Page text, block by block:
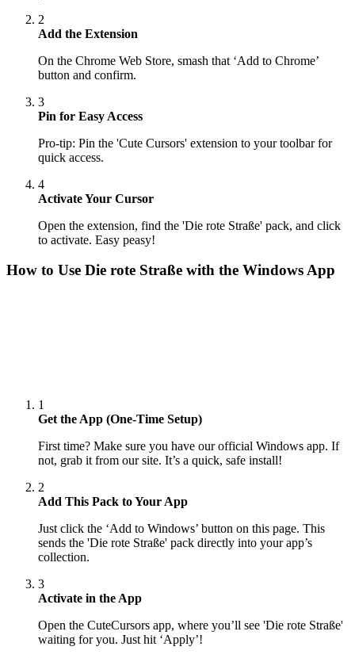
2
Add the Extension
On the Chrome Web Store, smash that ‘Add to Chrome’
button and confirm.
3
Pin for Easy Access
Pro-tip: Pin the 'Cute Cursors' extension to your toolbar for
quick access.
4
Activate Your Cursor
Open the extension, find the 'Die rote Straße' pack, and click
to activate. Easy peasy!
How to Use Die rote Straße with the Windows App
1
Get the App (One-Time Setup)
First time? Make sure you have our official Windows app. If
not, grab it from our site. It’s a quick, safe install!
2
Add This Pack to Your App
Just click the ‘Add to Windows’ button on this page. This
sends the 'Die rote Straße' pack directly into your app’s
collection.
3
Activate in the App
Open the CuteCursors app, where you’ll see 'Die rote Straße'
waiting for you. Just hit ‘Apply’!